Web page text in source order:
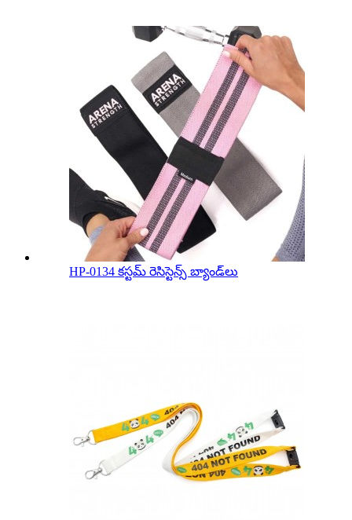
HP-0134 కస్టమ్ రెసిస్టెన్స్ బ్యాండ్‌లు